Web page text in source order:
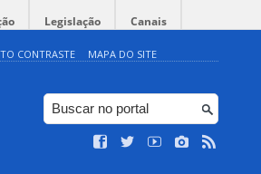
Legislação Canais
CONTRASTE MAPA DO SITE